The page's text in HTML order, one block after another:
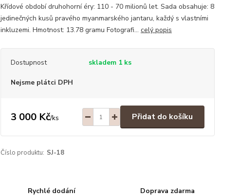
Křídové období druhohorní éry: 110 - 70 milionů let. Sada obsahuje: 8
jedinečných kusů pravého myanmarského jantaru, každý s vlastními
inkluzemi. Hmotnost: 13.78 gramu Fotografi... celý popis
Dostupnost skladem 1 ks
Nejsme plátci DPH
3 000 Kč/ks Přidat do košíku
Číslo produktu: SJ-18
Rychlé dodání
Doprava zdarma